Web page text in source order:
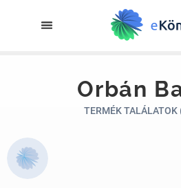
Orbán
TERMÉK TALÁLATOK